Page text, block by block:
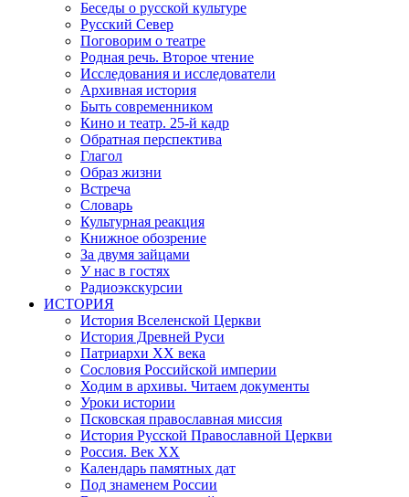
Беседы о русской культуре
Русский Север
Поговорим о театре
Родная речь. Второе чтение
Исследования и исследователи
Архивная история
Быть современником
Кино и театр. 25-й кадр
Обратная перспектива
Глагол
Образ жизни
Встреча
Словарь
Культурная реакция
Книжное обозрение
За двумя зайцами
У нас в гостях
Радиоэкскурсии
ИСТОРИЯ
История Вселенской Церкви
История Древней Руси
Патриархи XX века
Сословия Российской империи
Ходим в архивы. Читаем документы
Уроки истории
Псковская православная миссия
История Русской Православной Церкви
Россия. Век ХХ
Календарь памятных дат
Под знаменем России